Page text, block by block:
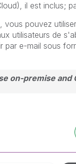
il est inclus;
vous pouvez
utilisateurs de
par e-mail sous
on-premise and